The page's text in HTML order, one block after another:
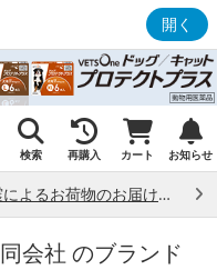
開く
検索 再購入 カート お知らせ
熊本県熊本地方で発生した地震によるお荷物のお届け状況について （7/28）
会社 のブランド